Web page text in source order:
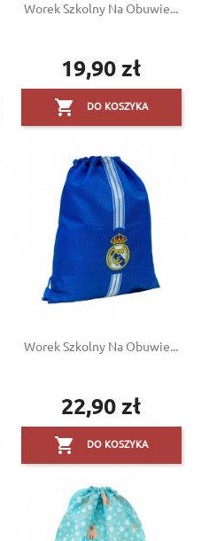
Worek Szkolny Na Obuwie...
Cena
19,90 zł
 DO KOSZYKA
Worek Szkolny Na Obuwie...
Cena
22,90 zł
 DO KOSZYKA